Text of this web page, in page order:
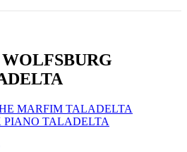
MARFIM TALADELTA
TALADELTA